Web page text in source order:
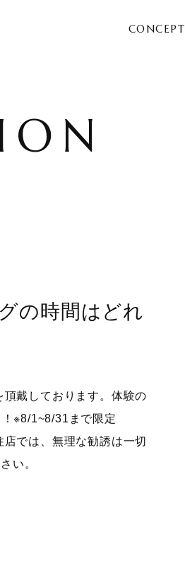
CONCEPT
の時間はどれ
戴しております。体験の
※8/1~8/31まで限定
では、無理な勧誘は一切
い。